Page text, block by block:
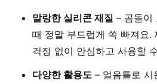
말랑한 실리콘 재질 – 곰돌이
때 정말 부드럽게 쏙 빠져요.
걱정 없이 안심하고 사용할
다양한 활용도 – 얼음틀로 시